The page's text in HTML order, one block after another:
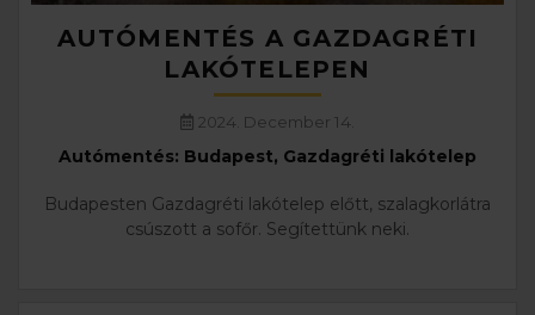
AUTÓMENTÉS A GAZDAGRÉTI
LAKÓTELEPEN
2024. December 14.
Autómentés: Budapest, Gazdagréti lakótelep
Budapesten Gazdagréti lakótelep előtt, szalagkorlátra
csúszott a sofőr. Segítettünk neki.